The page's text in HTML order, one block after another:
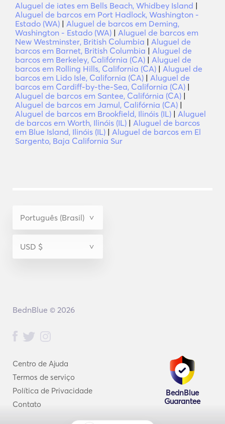
Aluguel de iates em Bells Beach, Whidbey Island |
Aluguel de barcos em Port Hadlock, Washington -
Estado (WA) | Aluguel de barcos em Deming,
Washington - Estado (WA) | Aluguel de barcos em
New Westminster, British Columbia | Aluguel de
barcos em Barnet, British Columbia | Aluguel de
barcos em Berkeley, Califórnia (CA) | Aluguel de
barcos em Rolling Hills, California (CA) | Aluguel de
barcos em Lido Isle, California (CA) | Aluguel de
barcos em Cardiff-by-the-Sea, California (CA) |
Aluguel de barcos em Santee, Califórnia (CA) |
Aluguel de barcos em Jamul, Califórnia (CA) |
Aluguel de barcos em Brookfield, Ilinóis (IL) | Aluguel
de barcos em Worth, Ilinóis (IL) | Aluguel de barcos
em Blue Island, Ilinóis (IL) | Aluguel de barcos em El
Sargento, Baja California Sur
Centro de Ajuda
Termos de serviço
Política de Privacidade
Contato
BednBlue
Guarantee
BednBlue © 2026